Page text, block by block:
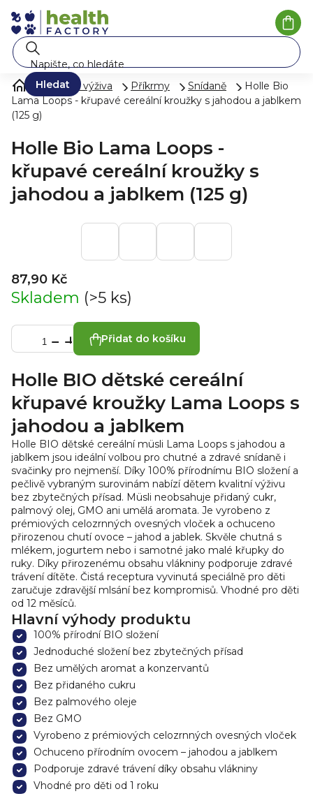
na
obsah
Hledat
Mléko a výživa Příkrmy Snídaně
Holle Bio
Lama Loops - křupavé cereální kroužky s jahodou a jablkem
(125 g)
Holle Bio Lama Loops -
křupavé cereální kroužky s
jahodou a jablkem (125 g)
87,90 Kč
Skladem (>5 ks)
Přidat do košíku
Holle BIO dětské cereální
křupavé kroužky Lama Loops s
jahodou a jablkem
Holle BIO dětské cereální müsli Lama Loops s jahodou a
jablkem jsou ideální volbou pro chutné a zdravé snídaně i
svačinky pro nejmenší. Díky 100% přírodnímu BIO složení a
pečlivě vybraným surovinám nabízí dětem kvalitní výživu
bez zbytečných přísad. Müsli neobsahuje přidaný cukr,
palmový olej, GMO ani umělá aromata. Je vyrobeno z
prémiových celozrnných ovesných vloček a ochuceno
přirozenou chutí ovoce – jahod a jablek. Skvěle chutná s
mlékem, jogurtem nebo i samotné jako malé křupky do
ruky. Díky přirozenému obsahu vlákniny podporuje zdravé
trávení dítěte. Čistá receptura vyvinutá speciálně pro děti
zaručuje zdravější mlsání bez kompromisů. Vhodné pro děti
od 12 měsíců.
Hlavní výhody produktu
100% přírodní BIO složení
Jednoduché složení bez zbytečných přísad
Bez umělých aromat a konzervantů
Bez přidaného cukru
Bez palmového oleje
Bez GMO
Vyrobeno z prémiových celozrnných ovesných vloček
Ochuceno přírodním ovocem – jahodou a jablkem
Podporuje zdravé trávení díky obsahu vlákniny
Vhodné pro děti od 1 roku